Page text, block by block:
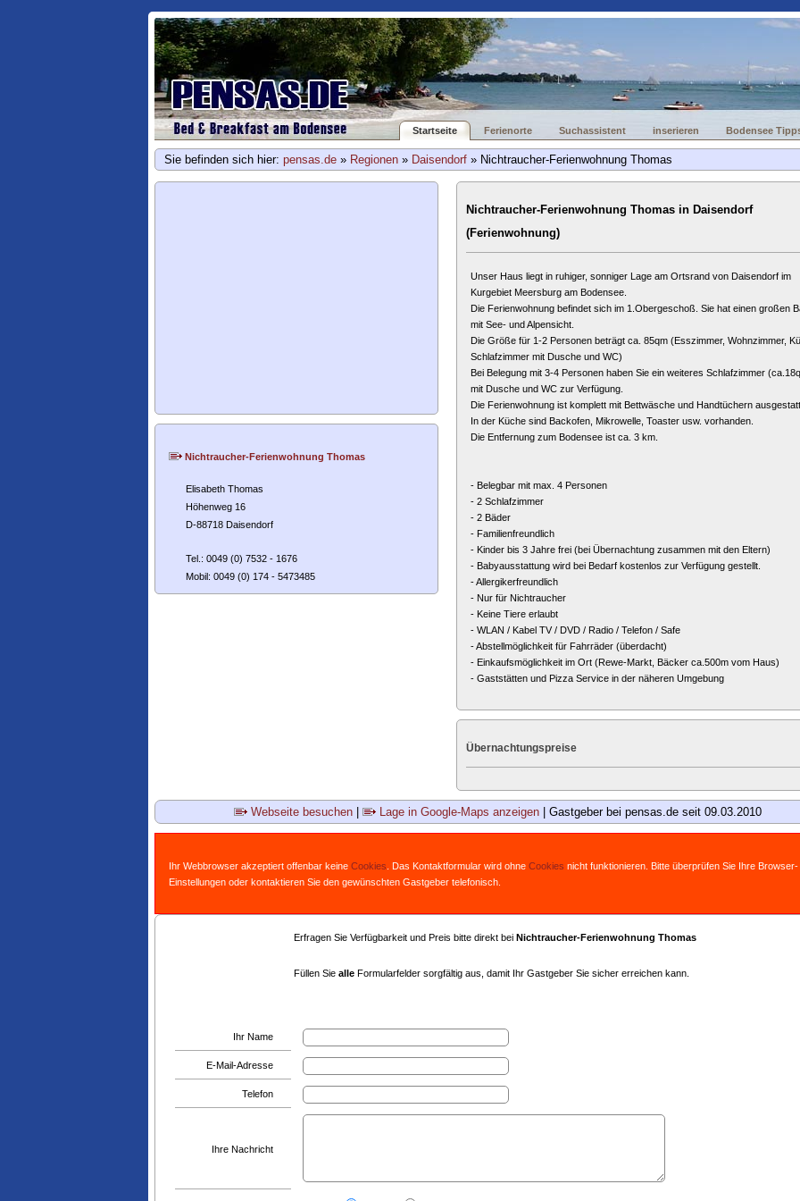
Startseite Ferienorte Suchassistent inserieren Bodensee
Sie befinden sich hier: pensas.de » Regionen » Daisendorf » Nichtraucher-Ferienwohnung Thomas
Nichtraucher-Ferienwohnung Thomas
Elisabeth Thomas
Höhenweg 16
D-88718 Daisendorf
Tel.: 0049 (0) 7532 - 1676
Mobil: 0049 (0) 174 - 5473485
Nichtraucher-Ferienwohnung Thomas in Daisendorf
(Ferienwohnung)
Unser Haus liegt in ruhiger, sonniger Lage am Ortsrand von Daisendorf im
Kurgebiet Meersburg am Bodensee.
Die Ferienwohnung befindet sich im 1.Obergeschoß. Sie hat einen großen
mit See- und Alpensicht.
Die Größe für 1-2 Personen beträgt ca. 85qm (Esszimmer, Wohnzimmer,
Schlafzimmer mit Dusche und WC)
Bei Belegung mit 3-4 Personen haben Sie ein weiteres Schlafzimmer
mit Dusche und WC zur Verfügung.
Die Ferienwohnung ist komplett mit Bettwäsche und Handtüchern
In der Küche sind Backofen, Mikrowelle, Toaster usw. vorhanden.
Die Entfernung zum Bodensee ist ca. 3 km.
- Belegbar mit max. 4 Personen
- 2 Schlafzimmer
- 2 Bäder
- Familienfreundlich
- Kinder bis 3 Jahre frei (bei Übernachtung zusammen mit den Eltern)
- Babyausstattung wird bei Bedarf kostenlos zur Verfügung gestellt.
- Allergikerfreundlich
- Nur für Nichtraucher
- Keine Tiere erlaubt
- WLAN / Kabel TV / DVD / Radio / Telefon / Safe
- Abstellmöglichkeit für Fahrräder (überdacht)
- Einkaufsmöglichkeit im Ort (Rewe-Markt, Bäcker ca.500m vom Haus)
- Gaststätten und Pizza Service in der näheren Umgebung
Übernachtungspreise
Webseite besuchen| Lage in Google-Maps anzeigen| Gastgeber bei pensas.de seit 09.03.2010
Ihr Webbrowser akzeptiert offenbar keine Cookies . Das Kontaktformular wird ohne Cookies nicht funktionieren. Bitte überprüfen Sie Ihre Browser-
Einstellungen oder kontaktieren Sie den gewünschten Gastgeber telefonisch.
Erfragen Sie Verfügbarkeit und Preis bitte direkt bei Nichtraucher-Ferienwohnung Thomas
Füllen Sie alle Formularfelder sorgfältig aus, damit Ihr Gastgeber Sie sicher erreichen kann.
Ihr Name
E-Mail-Adresse
Telefon
Ihre Nachricht